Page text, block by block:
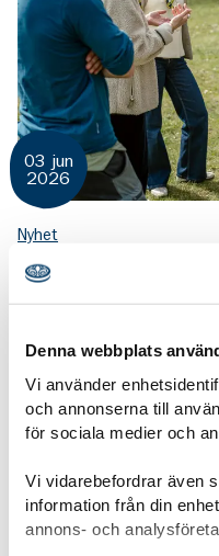
Denna webbplats
Vi använder
och annonserna till
för sociala medier och
Vi vidarebefordrar även
information från din
annons- och
03 jun
2026
Nyhet
Scouterna i dialog
olika partier för att
lösningar på många av